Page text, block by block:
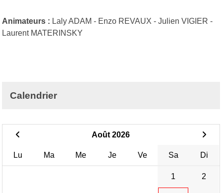
Animateurs : Laly ADAM - Enzo REVAUX - Julien VIGIER -
Laurent MATERINSKY
Calendrier
Août 2026
Lu Ma Me Je Ve Sa Di
1 2